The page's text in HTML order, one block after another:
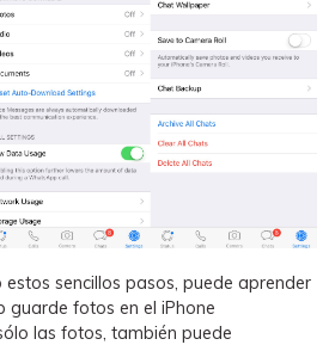
estos sencillos pasos, puede aprender
fotos en el iPhone
las fotos, también puede